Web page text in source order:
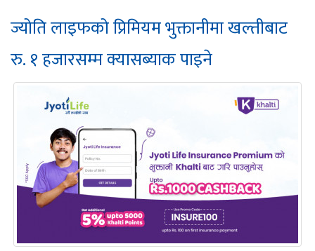
ज्योति लाइफको प्रिमियम भुक्तानीमा खल्तीबाट
रु. १ हजारसम्म क्यासब्याक पाइने